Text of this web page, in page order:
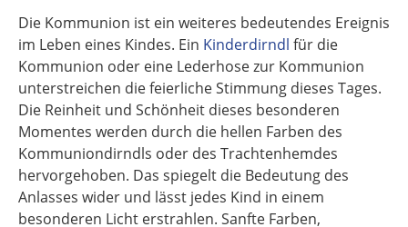
Die Kommunion ist ein weiteres bedeutendes Ereignis
im Leben eines Kindes. Ein Kinderdirndl für die
Kommunion oder eine Lederhose zur Kommunion
unterstreichen die feierliche Stimmung dieses Tages.
Die Reinheit und Schönheit dieses besonderen
Momentes werden durch die hellen Farben des
Kommuniondirndls oder des Trachtenhemdes
hervorgehoben. Das spiegelt die Bedeutung des
Anlasses wider und lässt jedes Kind in einem
besonderen Licht erstrahlen. Sanfte Farben,